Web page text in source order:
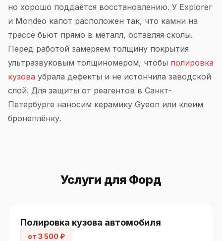
но хорошо поддаётся восстановлению. У Explorer
и Mondeo капот расположен так, что камни на
трассе бьют прямо в металл, оставляя сколы.
Перед работой замеряем толщину покрытия
ультразвуковым толщиномером, чтобы полировка
кузова убрала дефекты и не истончила заводской
слой. Для защиты от реагентов в Санкт-
Петербурге наносим керамику Gyeon или клеим
бронеплёнку.
Услуги для Форд
Полировка кузова автомобиля
от 3 500 ₽